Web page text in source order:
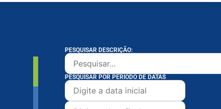
PESQUISAR DESCRIÇÃO:
PESQUISAR POR PERÍODO DE DATAS